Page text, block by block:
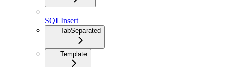
SQLInsert
TabSeparated
Template